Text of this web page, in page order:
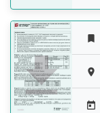



